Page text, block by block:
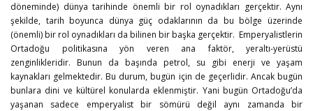
döneminde) dünya tarihinde önemli bir rol oynadıkları gerçektir. Aynı
şekilde, tarih boyunca dünya güç odaklarının da bu bölge üzerinde
(önemli) bir rol oynadıkları da bilinen bir başka gerçektir. Emperyalistlerin
Ortadoğu politikasına yön veren ana faktör, yeraltı-yerüstü
zenginlikleridir. Bunun da başında petrol, su gibi enerji ve yaşam
kaynakları gelmektedir. Bu durum, bugün için de geçerlidir. Ancak bugün
bunlara dini ve kültürel konularda eklenmiştir. Yani bugün Ortadoğu’da
yaşanan sadece emperyalist bir sömürü değil aynı zamanda bir